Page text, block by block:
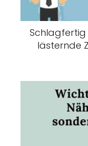
Schlagfertig
lästernde